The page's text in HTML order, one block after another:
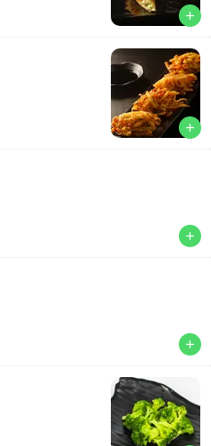
add
add
add
add